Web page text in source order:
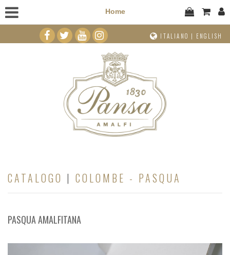
Home
ITALIANO | ENGLISH
CATALOGO | COLOMBE - PASQUA
PASQUA AMALFITANA